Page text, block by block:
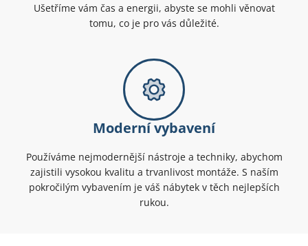
Ušetříme vám čas a energii, abyste se mohli věnovat
tomu, co je pro vás důležité.
Moderní vybavení
Používáme nejmodernější nástroje a techniky, abychom
zajistili vysokou kvalitu a trvanlivost montáže. S naším
pokročilým vybavením je váš nábytek v těch nejlepších
rukou.